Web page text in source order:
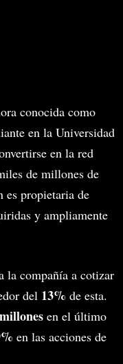
conocida como
en la Universidad
en la red
de millones de
es propietaria de
y ampliamente
la compañía a cotizar
del 13% de esta.
en el último
en las acciones de